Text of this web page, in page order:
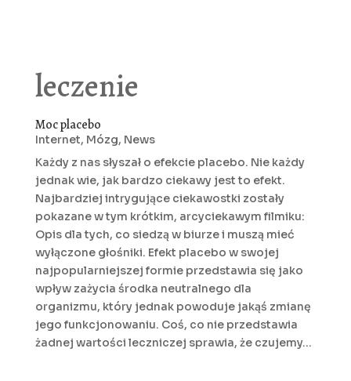
leczenie
Moc placebo
Internet, Mózg, News
Każdy z nas słyszał o efekcie placebo. Nie każdy
jednak wie, jak bardzo ciekawy jest to efekt.
Najbardziej intrygujące ciekawostki zostały
pokazane w tym krótkim, arcyciekawym filmiku:
Opis dla tych, co siedzą w biurze i muszą mieć
wyłączone głośniki. Efekt placebo w swojej
najpopularniejszej formie przedstawia się jako
wpływ zażycia środka neutralnego dla
organizmu, który jednak powoduje jakąś zmianę
jego funkcjonowaniu. Coś, co nie przedstawia
żadnej wartości leczniczej sprawia, że czujemy...